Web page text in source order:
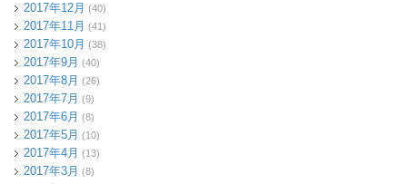
2017年12月 (40)
2017年11月 (41)
2017年10月 (38)
2017年9月 (40)
2017年8月 (26)
2017年7月 (9)
2017年6月 (8)
2017年5月 (10)
2017年4月 (13)
2017年3月 (8)